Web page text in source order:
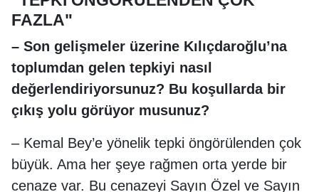
FAZLA"
– Son gelişmeler üzerine Kılıçdaroğlu’na
toplumdan gelen tepkiyi nasıl
değerlendiriyorsunuz? Bu koşullarda bir
çıkış yolu görüyor musunuz?
– Kemal Bey’e yönelik tepki öngörülenden çok
büyük. Ama her şeye rağmen orta yerde bir
cenaze var. Bu cenazeyi Sayın Özel ve Sayın